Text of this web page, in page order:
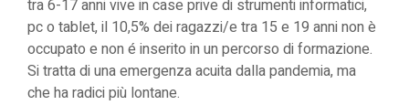
tra 6-17 anni vive in case prive di strumenti informatici,
pc o tablet, il 10,5% dei ragazzi/e tra 15 e 19 anni non è
occupato e non é inserito in un percorso di formazione.
Si tratta di una emergenza acuita dalla pandemia, ma
che ha radici più lontane.